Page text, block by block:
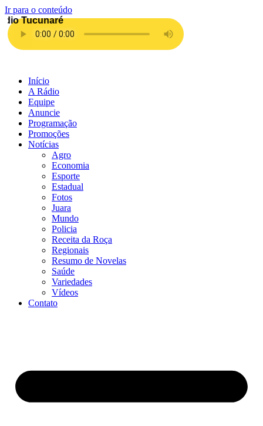
Ir para o conteúdo
Início
A Rádio
Equipe
Anuncie
Programação
Promoções
Notícias
Agro
Economia
Esporte
Estadual
Fotos
Juara
Mundo
Policia
Receita da Roça
Regionais
Resumo de Novelas
Saúde
Variedades
Vídeos
Contato